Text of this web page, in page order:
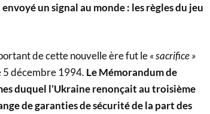
envoyé un signal au monde : les règles du jeu
de cette nouvelle ère fut le« sacrifice »
5 décembre 1994. Le Mémorandum de
duquel l’Ukraine renonçait au troisième
de garanties de sécurité de la part des